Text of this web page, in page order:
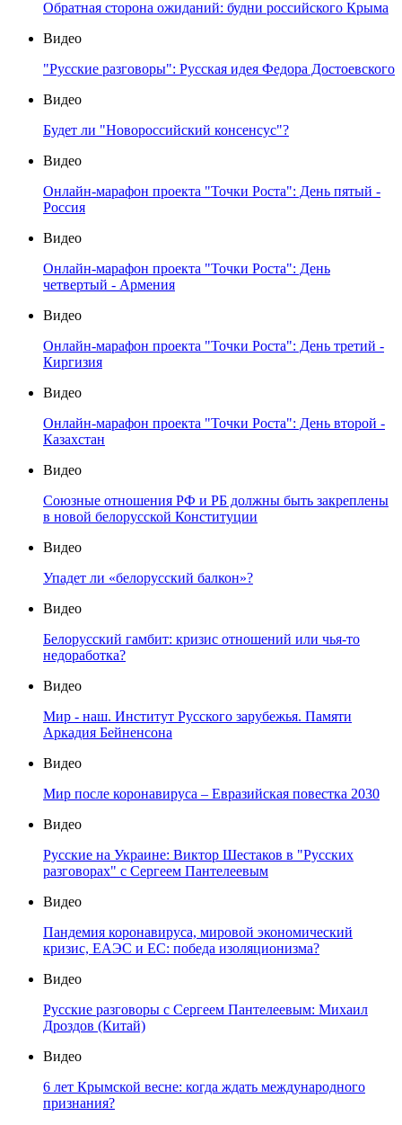
Обратная сторона ожиданий: будни российского Крыма
Видео
"Русские разговоры": Русская идея Федора Достоевского
Видео
Будет ли "Новороссийский консенсус"?
Видео
Онлайн-марафон проекта "Точки Роста": День пятый -
Россия
Видео
Онлайн-марафон проекта "Точки Роста": День
четвертый - Армения
Видео
Онлайн-марафон проекта "Точки Роста": День третий -
Киргизия
Видео
Онлайн-марафон проекта "Точки Роста": День второй -
Казахстан
Видео
Союзные отношения РФ и РБ должны быть закреплены
в новой белорусской Конституции
Видео
Упадет ли «белорусский балкон»?
Видео
Белорусский гамбит: кризис отношений или чья-то
недоработка?
Видео
Мир - наш. Институт Русского зарубежья. Памяти
Аркадия Бейненсона
Видео
Мир после коронавируса – Евразийская повестка 2030
Видео
Русские на Украине: Виктор Шестаков в "Русских
разговорах" с Сергеем Пантелеевым
Видео
Пандемия коронавируса, мировой экономический
кризис, ЕАЭС и ЕС: победа изоляционизма?
Видео
Русские разговоры с Сергеем Пантелеевым: Михаил
Дроздов (Китай)
Видео
6 лет Крымской весне: когда ждать международного
признания?